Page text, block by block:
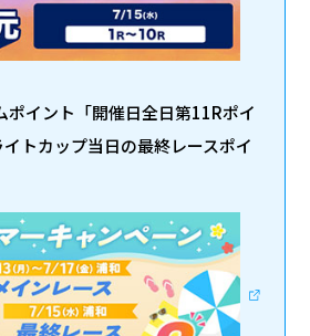
ポイント「開催日全日第11Rポイ
トカップ当日の最終レースポイ